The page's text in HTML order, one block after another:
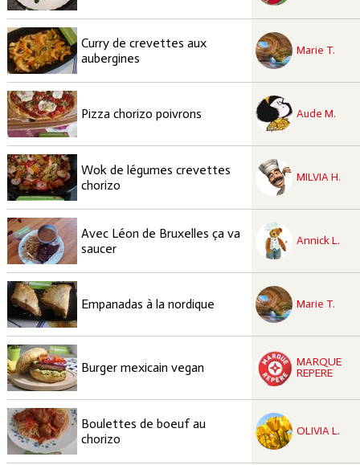
Curry de crevettes aux
aubergines
Marie T.
recette à tester
Pizza chorizo poivrons Aude M.
recette à tester
Wok de légumes crevettes
chorizo
MILVIA H.
recette à tester
Avec Léon de Bruxelles ça va
saucer
Annick L.
recette à tester
Empanadas à la nordique Marie T.
recette à tester
Burger mexicain vegan
MARQUE
REPERE
recette à tester
Boulettes de boeuf au
chorizo
OLIVIA L.
recette à tester